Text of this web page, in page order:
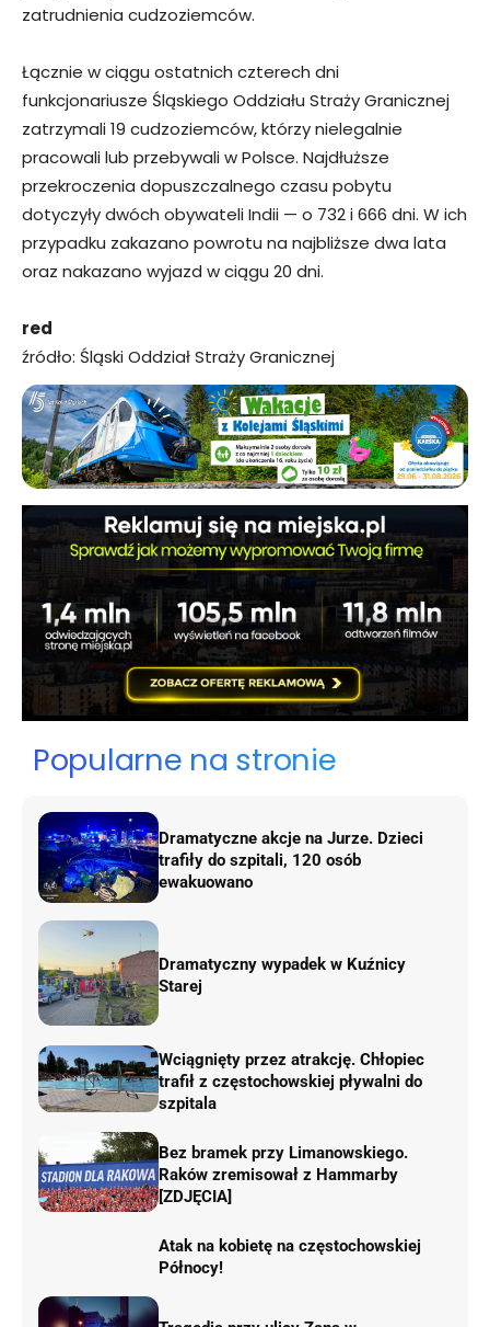
zatrudnienia cudzoziemców.
Łącznie w ciągu ostatnich czterech dni
funkcjonariusze Śląskiego Oddziału Straży Granicznej
zatrzymali 19 cudzoziemców, którzy nielegalnie
pracowali lub przebywali w Polsce. Najdłuższe
przekroczenia dopuszczalnego czasu pobytu
dotyczyły dwóch obywateli Indii — o 732 i 666 dni. W ich
przypadku zakazano powrotu na najbliższe dwa lata
oraz nakazano wyjazd w ciągu 20 dni.
red
źródło: Śląski Oddział Straży Granicznej
Popularne na stronie
Dramatyczne akcje na Jurze. Dzieci
trafiły do szpitali, 120 osób
ewakuowano
Dramatyczny wypadek w Kuźnicy
Starej
Wciągnięty przez atrakcję. Chłopiec
trafił z częstochowskiej pływalni do
szpitala
Bez bramek przy Limanowskiego.
Raków zremisował z Hammarby
[ZDJĘCIA]
Atak na kobietę na częstochowskiej
Północy!